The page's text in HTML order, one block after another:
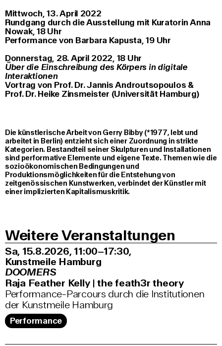
Mittwoch, 13. April 2022
Rundgang durch die Ausstellung mit Kuratorin Anna
Nowak, 18 Uhr
Performance von Barbara Kapusta, 19 Uhr
Donnerstag, 28. April 2022, 18 Uhr
Über die Einschreibung des Körpers in digitale
Interaktionen
Vortrag von Prof. Dr. Jannis Androutsopoulos &
Prof. Dr. Heike Zinsmeister (Universität Hamburg)
Die künstlerische Arbeit von Gerry Bibby (*1977, lebt und
arbeitet in Berlin) entzieht sich einer Zuordnung in strikte
Kategorien. Bestandteil seiner Skulpturen und Installationen
sind performative Elemente und eigene Texte. Themen wie die
sozioökonomischen Bedingungen und
Produktionsmöglichkeiten für die Entstehung von
zeitgenössischen Kunstwerken, verbindet der Künstler mit
einer implizierten Kapitalismuskritik.
Weitere Veranstaltungen
Sa, 15.8.2026 11:00–17:30,
Kunstmeile Hamburg
DOOMERS
Raja Feather Kelly | the feath3r theory
Performance-Parcours durch die Institutionen
der Kunstmeile Hamburg
Performance